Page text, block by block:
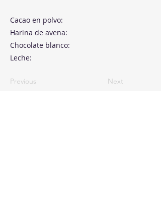
Cacao en polvo:
Harina de avena:
Chocolate blanco:
Leche:
Previous Next